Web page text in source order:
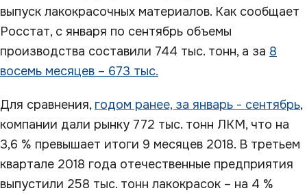
выпуск лакокрасочных материалов. Как сообщает
Росстат, с января по сентябрь объемы
производства составили 744 тыс. тонн, а за 8
восемь месяцев – 673 тыс.
Для сравнения, годом ранее, за январь - сентябрь,
компании дали рынку 772 тыс. тонн ЛКМ, что на
3,6 % превышает итоги 9 месяцев 2018. В третьем
квартале 2018 года отечественные предприятия
выпустили 258 тыс. тонн лакокрасок – на 4 %